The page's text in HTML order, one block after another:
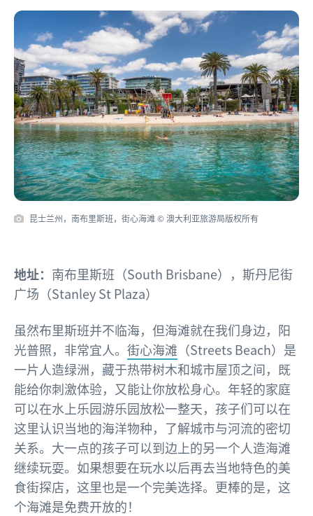
昆士兰州，南布里斯班，街心海滩 © 澳大利亚旅游局版权所有
地址： 南布里斯班（South Brisbane），斯丹尼街
广场（Stanley St Plaza）
虽然布里斯班并不临海，但海滩就在我们身边，阳
光普照，非常宜人。 街心海滩 （Streets Beach）是
一片人造绿洲，藏于热带树木和城市屋顶之间，既
能给你刺激体验，又能让你放松身心。年轻的家庭
可以在水上乐园游乐园放松一整天，孩子们可以在
这里认识当地的海洋物种，了解城市与河流的密切
关系。大一点的孩子可以到边上的另一个人造海滩
继续玩耍。如果想要在玩水以后再去当地特色的美
食街探店，这里也是一个完美选择。更棒的是，这
个海滩是免费开放的！